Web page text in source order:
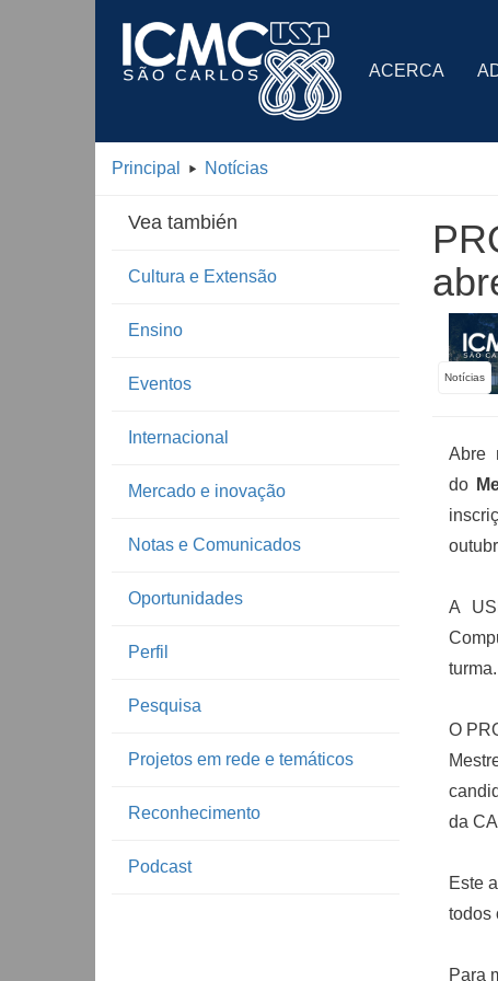
ACERCA
Principal Notícias
Vea también
Cultura e Extensão
Ensino
Eventos
Internacional
Mercado e inovação
Notas e Comunicados
Oportunidades
Perfil
Pesquisa
Projetos em rede e temáticos
Reconhecimento
Podcast
Notícias
Abre
do
A
turma.
O
da
Este
todos
Para